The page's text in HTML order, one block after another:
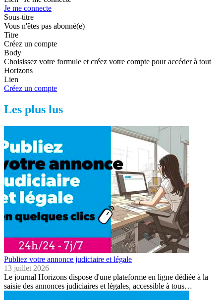
Je me connecte
Sous-titre
Vous n'êtes pas abonné(e)
Titre
Créez un compte
Body
Choisissez votre formule et créez votre compte pour accéder à tout
Horizons
Lien
Créez un compte
Les plus lus
Publiez votre annonce judiciaire et légale
13 juillet 2026
Le journal Horizons dispose d'une plateforme en ligne dédiée à la
saisie des annonces judiciaires et légales, accessible à tous…